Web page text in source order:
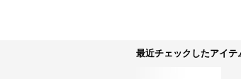
最近チェックしたアイテ